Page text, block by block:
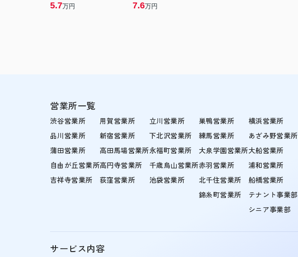
5.7万円 7.6万円
営業所一覧
渋谷営業所
品川営業所
蒲田営業所
自由が丘営業所
吉祥寺営業所
用賀営業所
新宿営業所
高田馬場営業所
高円寺営業所
荻窪営業所
立川営業所
下北沢営業所
永福町営業所
千歳烏山営業所
池袋営業所
巣鴨営業所
練馬営業所
大泉学園営業所
赤羽営業所
北千住営業所
錦糸町営業所
横浜営業所
あざみ野営業所
大船営業所
浦和営業所
船橋営業所
テナント事業部
シニア事業部
サービス内容